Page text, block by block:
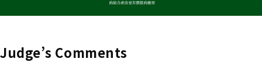
Judge’s Comments